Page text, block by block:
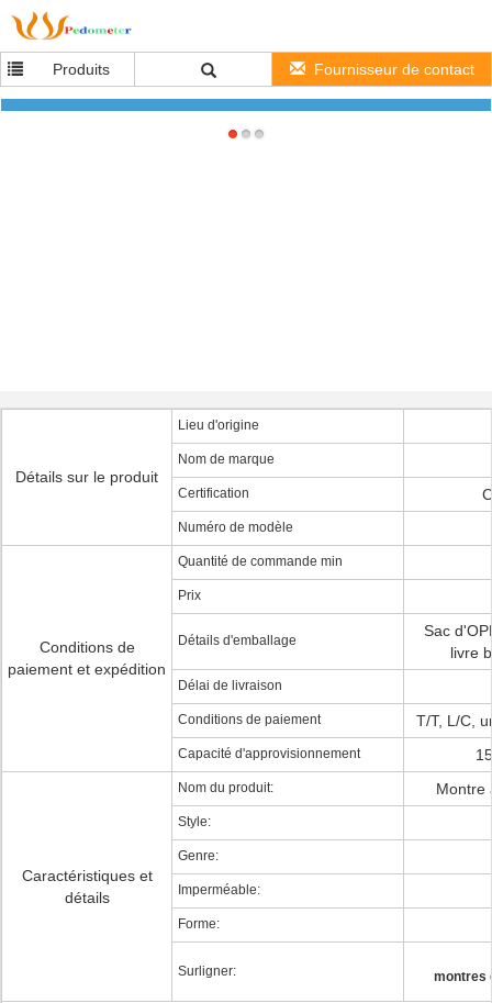
Produits Fournisseur de contact
Mouvement de Japonais de caisse d'alliage de bracelet en cuir de montre de quartz de
diamant de dames de forme de G
Détails sur le produit
Lieu d'origine
Nom de marque
Certification
Numéro de modèle
Conditions de
paiement et expédition
Quantité de commande min
Prix
Détails d'emballage
Sac
livre
Délai de livraison
Conditions de paiement T/T, L/C,
Capacité d'approvisionnement
Caractéristiques et
détails
Nom du produit: Montre
Style:
Genre:
Imperméable:
Forme:
Surligner: montres